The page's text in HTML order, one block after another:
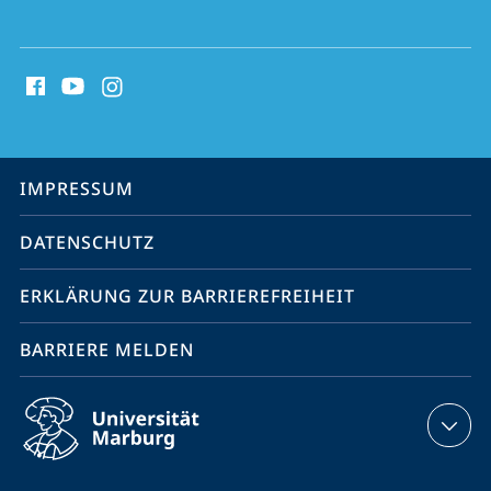
Media
Service-
Navigation
IMPRESSUM
DATENSCHUTZ
ERKLÄRUNG ZUR BARRIEREFREIHEIT
BARRIERE MELDEN